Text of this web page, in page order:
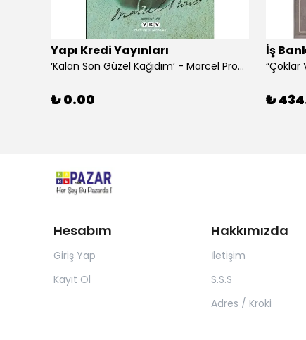
Yapı Kredi Yayınları
‘Kalan Son Güzel Kağıdım’ - Marcel Proust
₺ 0.00
İş
₺
Hesabım
Giriş Yap
Kayıt Ol
Hakkımızda
İletişim
S.S.S
Adres / Kroki